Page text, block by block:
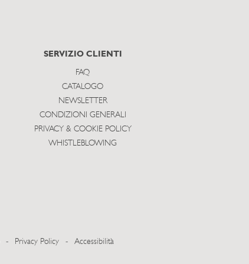
SERVIZIO CLIENTI
FAQ
CATALOGO
NEWSLETTER
CONDIZIONI GENERALI
PRIVACY & COOKIE POLICY
WHISTLEBLOWING
- Privacy Policy - Accessibilità